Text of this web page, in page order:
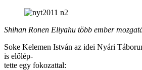
Shihan Ronen Eliyahu több ember
Soke Kelemen István az idei Nyári
is előlép-
tette egy fokozattal: